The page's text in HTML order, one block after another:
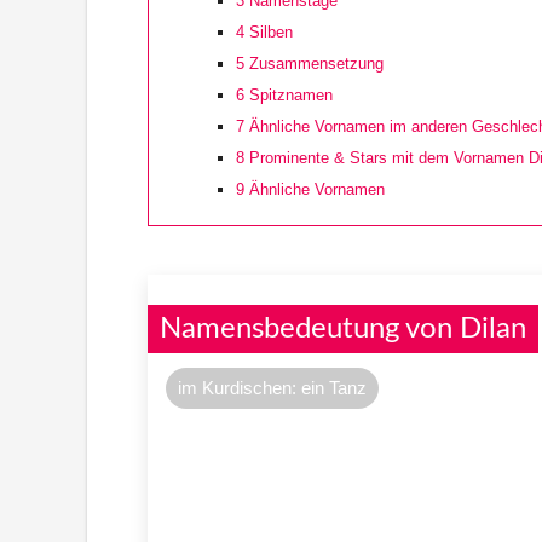
4 Silben
5 Zusammensetzung
6 Spitznamen
7 Ähnliche Vornamen im anderen
8 Prominente & Stars mit dem Vornamen
9 Ähnliche Vornamen
Namensbedeutung von Dilan
im Kurdischen: ein Tanz